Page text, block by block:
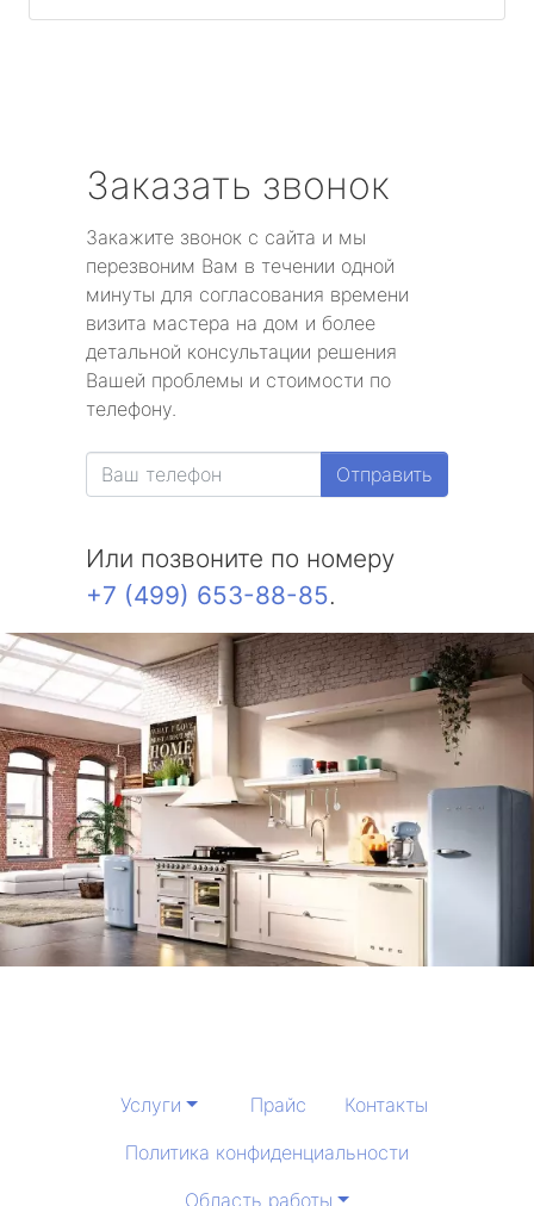
Заказать звонок
Закажите звонок с сайта и мы
перезвоним Вам в течении одной
минуты для согласования времени
визита мастера на дом и более
детальной консультации решения
Вашей проблемы и стоимости по
телефону.
Отправить
Или позвоните по номеру
+7 (499) 653-88-85.
Услуги Прайс
Контакты
Политика конфиденциальности
Область работы